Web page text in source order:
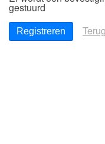
gestuurd
Terug